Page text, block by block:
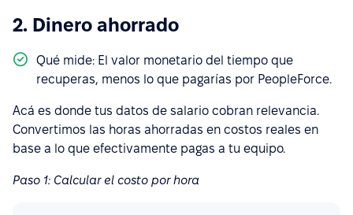
2. Dinero ahorrado
Qué mide: El valor monetario del tiempo que
recuperas, menos lo que pagarías por PeopleForce.
Acá es donde tus datos de salario cobran relevancia.
Convertimos las horas ahorradas en costos reales en
base a lo que efectivamente pagas a tu equipo.
Paso 1: Calcular el costo por hora